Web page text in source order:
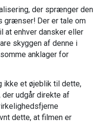
der sprænger den
grænser! Der er tale om
at enhver dansker eller
skyggen af denne i
anklager for
ikke et øjeblik til dette,
udgår direkte af
dette, at filmen er